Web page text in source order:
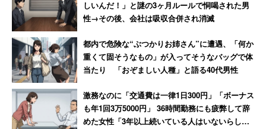
しいんだ！」と謎の3ヶ月ルールで恫喝された男
性→その後、会社は吸収合併され消滅
都内で危険な“ぶつかりお姉さん”に遭遇、「何か
重くて固そうなもの」が入ってそうなバッグで体
当たり 「おぞましい人種」と語る40代男性
激務なのに「交通費は一律1日300円」「ボーナス
も年1回3万5000円」 36時間勤務にも疲弊して辞
めた女性「3年以上続いている人はいないらし